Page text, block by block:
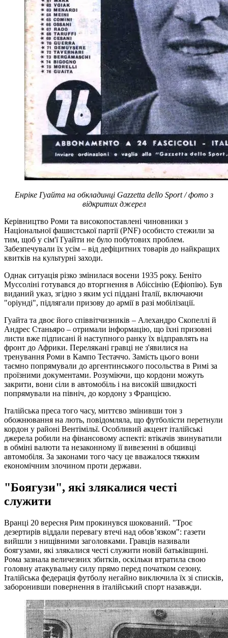
Енріке Гуайта на обкладинці Gazzetta dello Sport / фото з
відкритих джерел
Керівництво Роми та високопоставлені чиновники з
Національної фашистської партії (PNF) особисто стежили за
тим, щоб у сім'ї Гуайти не було побутових проблем.
Забезпечували їх усім – від дефіцитних товарів до найкращих
квитків на культурні заходи.
Однак ситуація різко змінилася восени 1935 року. Беніто
Муссоліні готувався до вторгнення в Абіссінію (Ефіопію). Був
виданий указ, згідно з яким усі піддані Італії, включаючи
"оріунді", підлягали призову до армії в разі мобілізації.
Гуайта та двоє його співвітчизників – Алехандро Скопеллі й
Андрес Станьяро – отримали інформацію, що їхні призовні
листи вже підписані й наступного ранку їх відправлять на
фронт до Африки. Перелякані гравці не з'явилися на
тренування Роми в Кампо Тестаччо. Замість цього вони
таємно попрямували до аргентинського посольства в Римі за
проїзними документами. Розуміючи, що кордони можуть
закрити, вони сіли в автомобіль і на високій швидкості
попрямували на північ, до кордону з Францією.
Італійська преса того часу, миттєво змінивши тон з
обожнювання на лють, повідомляла, що футболісти перетнули
кордон у районі Вентімільї. Особливий акцент італійські
джерела робили на фінансовому аспекті: втікачів звинуватили
в обміні валюти та незаконному її вивезенні в обшивці
автомобіля. За законами того часу це вважалося тяжким
економічним злочином проти держави.
"Боягузи", які злякалися честі
служити
Вранці 20 вересня Рим прокинувся шокований. "Троє
дезертирів віддали перевагу втечі над обов’язком": газети
вийшли з нищівними заголовками. Гравців називали
боягузами, які злякалися честі служити новій батьківщині.
Рома зазнала величезних збитків, оскільки втратила свою
головну атакувальну силу прямо перед початком сезону.
Італійська федерація футболу негайно виключила їх зі списків,
заборонивши повернення в італійський спорт назавжди.